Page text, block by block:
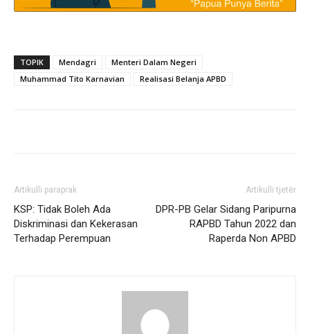
TOPIK Mendagri
Menteri Dalam Negeri
Muhammad Tito Karnavian
Realisasi Belanja APBD
Artikulli paraprak
KSP: Tidak Boleh Ada
Diskriminasi dan Kekerasan
Terhadap Perempuan
Artikulli tjetër
DPR-PB Gelar Sidang Paripurna
RAPBD Tahun 2022 dan
Raperda Non APBD